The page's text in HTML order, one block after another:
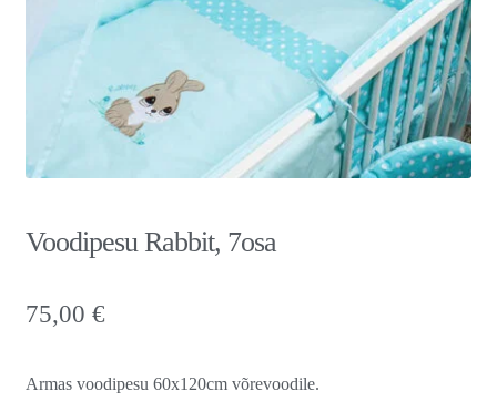
Voodipesu Rabbit, 7osa
75,00 €
Armas voodipesu 60x120cm võrevoodile.